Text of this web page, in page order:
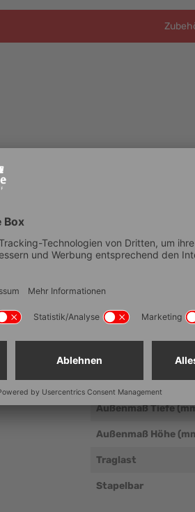
Außenmaß Breite
Außenmaß Tiefe
Außenmaß Höhe
Traglast
Stapelbar